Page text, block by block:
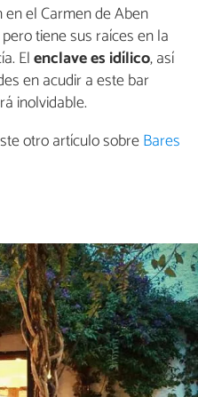
el Carmen de Aben
tiene sus raíces en la
Elenclave es idílico, así
en acudir a este bar
inolvidable.
otro artículo sobreBares